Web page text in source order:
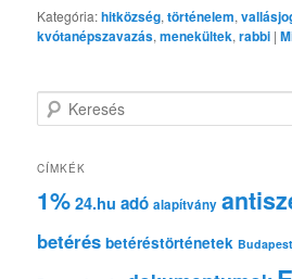
Kategória:hitközség,történelem,
kvótanépszavazás,menekültek,rabbi |
e
e
é
CÍMKÉK
1% 24.hu adó alapítvány
betérés betéréstörténetek Budapest